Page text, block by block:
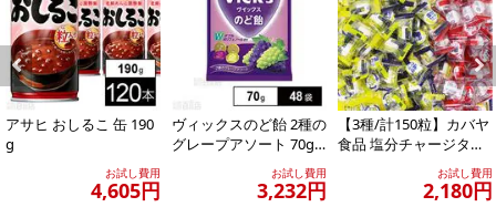
原産国(最終加工地):日本
原材料:
油脂加工食品(砂糖、植物油脂、脱脂粉乳、乳糖)(国内製造)、準チョコレート(砂糖、植物油脂、
全粉乳、脱脂粉乳、ココアパウダー、カカオマス、乳糖、食塩)、小麦粉、ココアクッキー、ヘ
ーゼルナッツペースト、フィアンティーヌ、砂糖、ショートニング、ヘーゼルナッツ加工品(ヘ
ーゼルナッツ、砂糖、水飴)、植物油脂、小麦全粒粉、バターオイル、バター、アーモンド、乳
等を主要原料とする食品、ホエイパウダー、ぶどう糖、食塩、コーンスターチ、コーヒー粉末
Previous
アサヒ おしるこ 缶 190
g
お試し費用
4,605円
ヴィックスのど飴 2種の
グレープアソート 70g
お試し費用
3,232円
【3種/計150粒】カバヤ
食品 塩分チャージタブ
レッツ（塩レモン味・
スポーツドリ...
お試し費用
2,180円
Next